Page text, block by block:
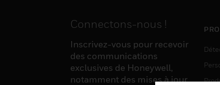
Connectons-nous !
Inscrivez-vous pour recevoir
des communications
exclusives de Honeywell,
notamment des mises à jour